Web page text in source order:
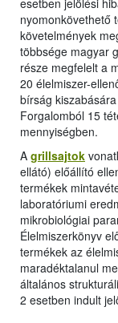
esetben jelölési
nyomonkövethető
követelmények
többsége magyar
része megfelelt a
20 élelmiszer-
bírság
Forgalomból 15
mennyiségben.
A grillsajtok
ellátó) előállító
termékek
laboratóriumi
mikrobiológiai
Élelmiszerkönyv
termékek az
maradéktalanul
általános
2 esetben indult